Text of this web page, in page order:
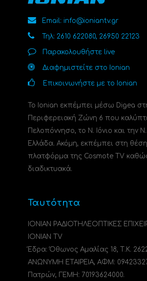
Email: info@ioniantv.gr
Τηλ: 2610 622080, 26950 22123
Παρακολουθήστε live
Διαφημιστείτε στο Ionian
Επικοινωνήστε με το Ionian
Το Ionian εκπέμπει μέσω Digea
Περιφερειακή Ζώνη 6 που
Πελοπόννησο, το N. Ιόνιο και την
Ελλάδα. Ακόμη, εκπέμπει στη
πλατφόρμα της Cosmote TV
διαδικτυακά.
Ταυτότητα
ΙΟΝΙΑΝ ΡΑΔΙΟΤΗΛΕΟΠΤΙΚΕΣ
IONIAN TV
Έδρα: Όθωνος Αμαλίας 18, Τ.Κ.
ΑΝΩΝΥΜΗ ΕΤΑΙΡΕΙΑ, ΑΦΜ:
Πατρών, ΓΕΜΗ: 70193624000.